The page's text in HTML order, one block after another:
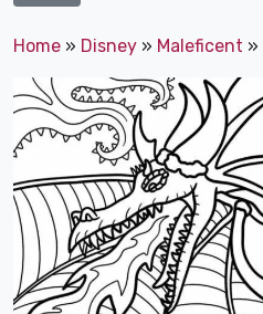
Home » Disney » Maleficent »